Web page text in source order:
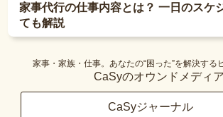
家事代行の仕事内容とは？ 一日のスケ
ても解説
家事・家族・仕事。あなたの“困った”を解決する
CaSyのオウンドメディア
CaSyジャーナル